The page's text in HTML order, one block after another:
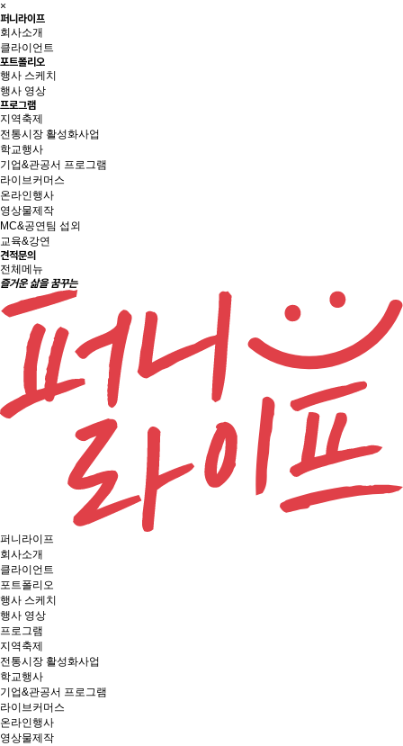
×
퍼니라이프
회사소개
클라이언트
포트폴리오
행사 스케치
행사 영상
프로그램
지역축제
전통시장 활성화사업
학교행사
기업&관공서 프로그램
라이브커머스
온라인행사
영상물제작
MC&공연팀 섭외
교육&강연
견적문의
전체메뉴
즐거운 삶을 꿈꾸는
퍼니라이프
회사소개
클라이언트
포트폴리오
행사 스케치
행사 영상
프로그램
지역축제
전통시장 활성화사업
학교행사
기업&관공서 프로그램
라이브커머스
온라인행사
영상물제작